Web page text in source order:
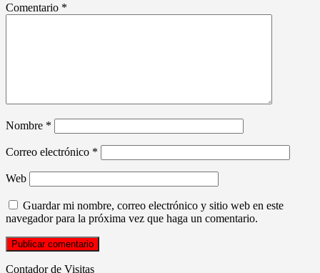
Comentario *
Nombre *
Correo electrónico *
Web
Guardar mi nombre, correo electrónico y sitio web en este
navegador para la próxima vez que haga un comentario.
Contador de Visitas